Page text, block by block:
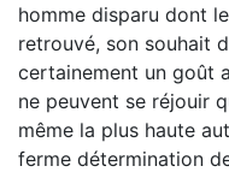
homme disparu dont
retrouvé, son souhait
certainement un goût
ne peuvent se réjouir
même la plus haute
ferme détermination